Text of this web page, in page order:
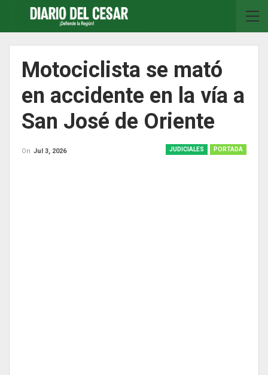
Motociclista se mató
en accidente en la vía a
San José de Oriente
JUDICIALES PORTADA
On Jul 3, 2026